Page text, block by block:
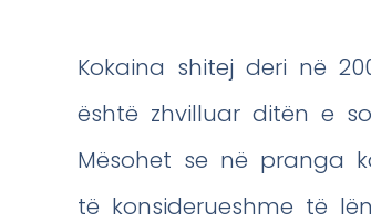
Kokaina shitej deri në
është zhvilluar ditën e
Mësohet se në pranga
të konsiderueshme të